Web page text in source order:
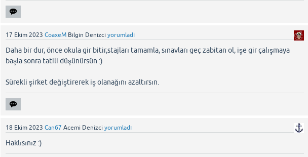
17 Ekim 2023 CoaxeM Bilgin Denizci yorumladı
Daha bir dur, önce okula gir bitir,stajları tamamla, sınavları geç zabitan ol, işe gir çalışmaya
başla sonra tatili düşünürsün :)
Sürekli şirket değiştirerek iş olanağını azaltırsın.
18 Ekim 2023 Can67 Acemi Denizci yorumladı
Haklısınız :)